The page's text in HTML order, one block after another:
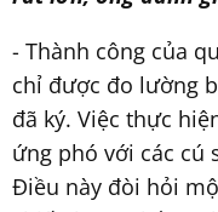
- Thành công của
chỉ được đo lường
đã ký. Việc thực
ứng phó với các cú
Điều này đòi hỏi